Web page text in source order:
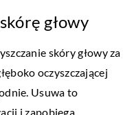
głowy
skóry głowy za
oczyszczającej
Usuwa to
i zapobiega